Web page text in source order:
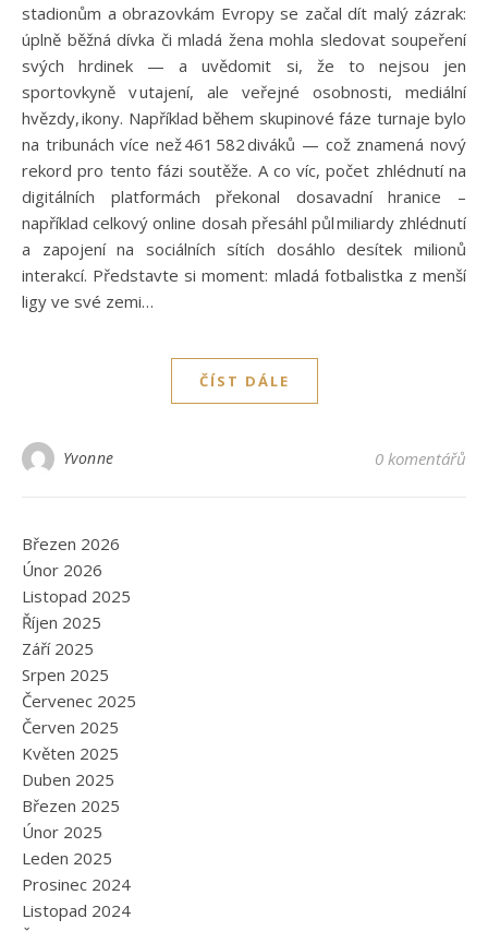
stadionům a obrazovkám Evropy se začal dít malý zázrak:
úplně běžná dívka či mladá žena mohla sledovat soupeření
svých hrdinek — a uvědomit si, že to nejsou jen
sportovkyně v utajení, ale veřejné osobnosti, mediální
hvězdy, ikony. Například během skupinové fáze turnaje bylo
na tribunách více než 461 582 diváků — což znamená nový
rekord pro tento fázi soutěže. A co víc, počet zhlédnutí na
digitálních platformách překonal dosavadní hranice –
například celkový online dosah přesáhl půl miliardy zhlédnutí
a zapojení na sociálních sítích dosáhlo desítek milionů
interakcí. Představte si moment: mladá fotbalistka z menší
ligy ve své zemi…
ČÍST DÁLE
Yvonne 0 komentářů
Březen 2026
Únor 2026
Listopad 2025
Říjen 2025
Září 2025
Srpen 2025
Červenec 2025
Červen 2025
Květen 2025
Duben 2025
Březen 2025
Únor 2025
Leden 2025
Prosinec 2024
Listopad 2024